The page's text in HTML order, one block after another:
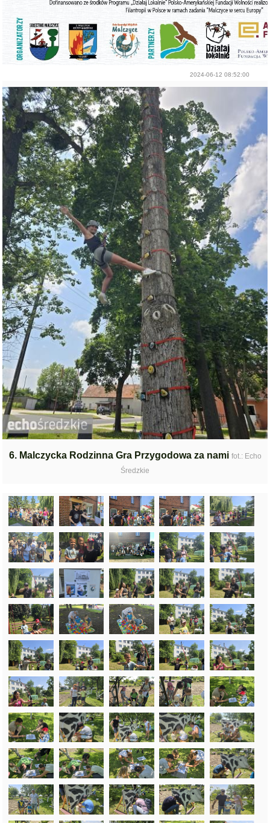
2024-06-12 08:52:00
6. Malczycka Rodzinna Gra Przygodowa za nami fot.: Echo
Średzkie